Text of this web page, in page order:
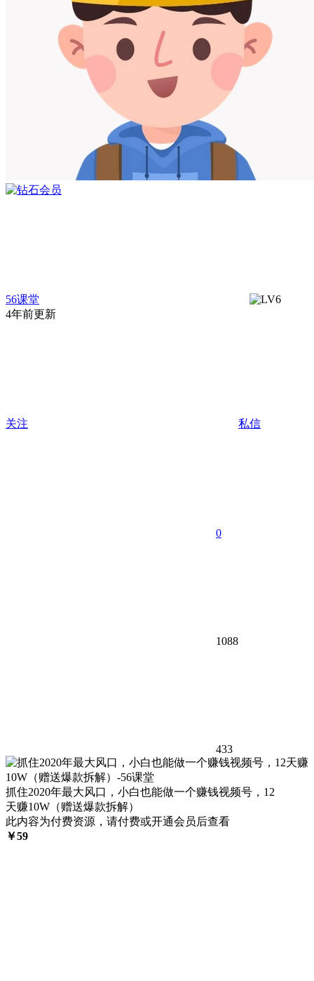
56课堂
4年前更新
关注 私信
0
1088
433
抓住2020年最大风口，小白也能做一个赚钱视频号，12
天赚10W（赠送爆款拆解）
此内容为付费资源，请付费或开通会员后查看
￥59